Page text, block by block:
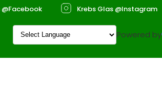
@Facebook Krebs Glas @Instagram
Powered by